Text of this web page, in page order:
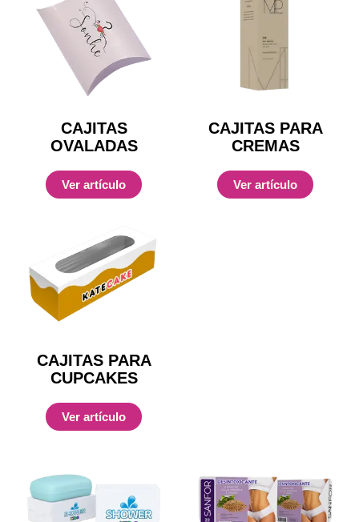
CAJITAS
OVALADAS
Ver artículo
CAJITAS PARA
CREMAS
Ver artículo
CAJITAS PARA
CUPCAKES
Ver artículo